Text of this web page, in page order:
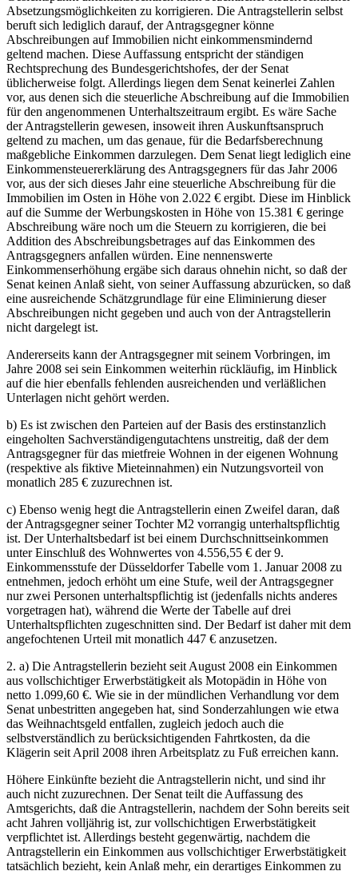
Absetzungsmöglichkeiten zu korrigieren. Die Antragstellerin selbst
beruft sich lediglich darauf, der Antragsgegner könne
Abschreibungen auf Immobilien nicht einkommensmindernd
geltend machen. Diese Auffassung entspricht der ständigen
Rechtsprechung des Bundesgerichtshofes, der der Senat
üblicherweise folgt. Allerdings liegen dem Senat keinerlei Zahlen
vor, aus denen sich die steuerliche Abschreibung auf die Immobilien
für den angenommenen Unterhaltszeitraum ergibt. Es wäre Sache
der Antragstellerin gewesen, insoweit ihren Auskunftsanspruch
geltend zu machen, um das genaue, für die Bedarfsberechnung
maßgebliche Einkommen darzulegen. Dem Senat liegt lediglich eine
Einkommensteuererklärung des Antragsgegners für das Jahr 2006
vor, aus der sich dieses Jahr eine steuerliche Abschreibung für die
Immobilien im Osten in Höhe von 2.022 € ergibt. Diese im Hinblick
auf die Summe der Werbungskosten in Höhe von 15.381 € geringe
Abschreibung wäre noch um die Steuern zu korrigieren, die bei
Addition des Abschreibungsbetrages auf das Einkommen des
Antragsgegners anfallen würden. Eine nennenswerte
Einkommenserhöhung ergäbe sich daraus ohnehin nicht, so daß der
Senat keinen Anlaß sieht, von seiner Auffassung abzurücken, so daß
eine ausreichende Schätzgrundlage für eine Eliminierung dieser
Abschreibungen nicht gegeben und auch von der Antragstellerin
nicht dargelegt ist.
Andererseits kann der Antragsgegner mit seinem Vorbringen, im
Jahre 2008 sei sein Einkommen weiterhin rückläufig, im Hinblick
auf die hier ebenfalls fehlenden ausreichenden und verläßlichen
Unterlagen nicht gehört werden.
b) Es ist zwischen den Parteien auf der Basis des erstinstanzlich
eingeholten Sachverständigengutachtens unstreitig, daß der dem
Antragsgegner für das mietfreie Wohnen in der eigenen Wohnung
(respektive als fiktive Mieteinnahmen) ein Nutzungsvorteil von
monatlich 285 € zuzurechnen ist.
c) Ebenso wenig hegt die Antragstellerin einen Zweifel daran, daß
der Antragsgegner seiner Tochter M2 vorrangig unterhaltspflichtig
ist. Der Unterhaltsbedarf ist bei einem Durchschnittseinkommen
unter Einschluß des Wohnwertes von 4.556,55 € der 9.
Einkommensstufe der Düsseldorfer Tabelle vom 1. Januar 2008 zu
entnehmen, jedoch erhöht um eine Stufe, weil der Antragsgegner
nur zwei Personen unterhaltspflichtig ist (jedenfalls nichts anderes
vorgetragen hat), während die Werte der Tabelle auf drei
Unterhaltspflichten zugeschnitten sind. Der Bedarf ist daher mit dem
angefochtenen Urteil mit monatlich 447 € anzusetzen.
2. a) Die Antragstellerin bezieht seit August 2008 ein Einkommen
aus vollschichtiger Erwerbstätigkeit als Motopädin in Höhe von
netto 1.099,60 €. Wie sie in der mündlichen Verhandlung vor dem
Senat unbestritten angegeben hat, sind Sonderzahlungen wie etwa
das Weihnachtsgeld entfallen, zugleich jedoch auch die
selbstverständlich zu berücksichtigenden Fahrtkosten, da die
Klägerin seit April 2008 ihren Arbeitsplatz zu Fuß erreichen kann.
Höhere Einkünfte bezieht die Antragstellerin nicht, und sind ihr
auch nicht zuzurechnen. Der Senat teilt die Auffassung des
Amtsgerichts, daß die Antragstellerin, nachdem der Sohn bereits seit
acht Jahren volljährig ist, zur vollschichtigen Erwerbstätigkeit
verpflichtet ist. Allerdings besteht gegenwärtig, nachdem die
Antragstellerin ein Einkommen aus vollschichtiger Erwerbstätigkeit
tatsächlich bezieht, kein Anlaß mehr, ein derartiges Einkommen zu